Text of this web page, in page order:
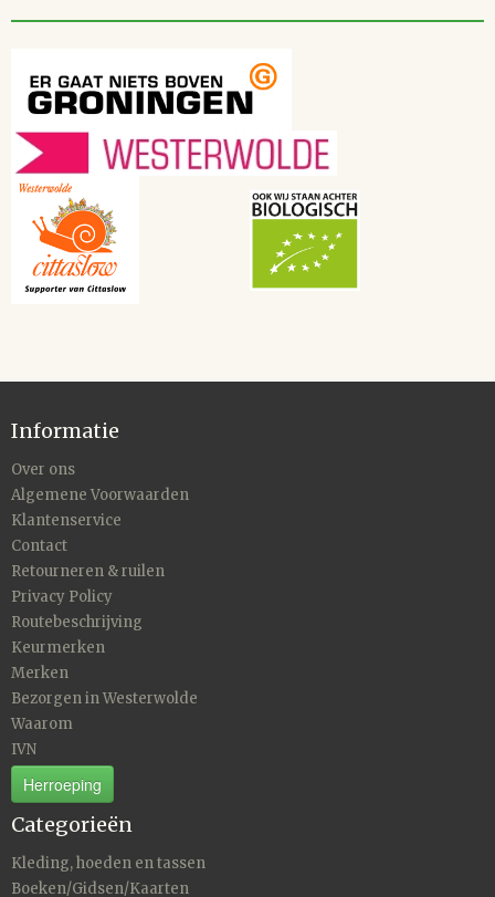
Informatie
Over ons
Algemene Voorwaarden
Klantenservice
Contact
Retourneren & ruilen
Privacy Policy
Routebeschrijving
Keurmerken
Merken
Bezorgen in Westerwolde
Waarom
IVN
Herroeping
Categorieën
Kleding, hoeden en tassen
Boeken/Gidsen/Kaarten